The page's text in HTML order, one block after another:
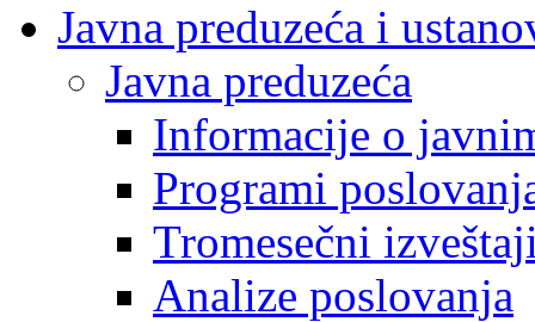
Javna preduzeća i
Javna preduzeća
Informacije o
Programi
Tromesečni
Analize poslovanja